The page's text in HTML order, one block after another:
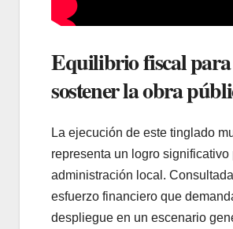
Equilibrio fiscal para
sostener la obra
La ejecución de este tinglado
representa un logro significativo
administración local.
esfuerzo financiero que
despliegue en un escenario